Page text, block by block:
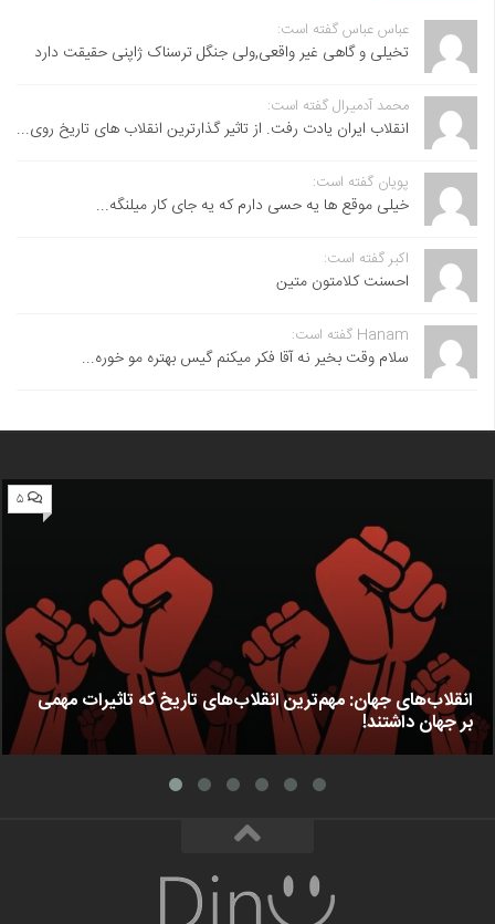
عباس عباس گفته است:
تخیلی و گاهی غیر واقعی,ولی جنگل ترسناک ژاپنی حقیقت دارد
محمد آدمیرال گفته است:
انقلاب ایران یادت رفت. از تاثیر گذارترین انقلاب های تاریخ روی...
پویان گفته است:
خیلی موقع ها یه حسی دارم که یه جای کار میلنگه...
اکبر گفته است:
احسنت ‌کلامتون متین
Hanam گفته است:
سلام وقت بخیر نه آقا فکر میکنم گیس بهتره مو خوره...
۵
انقلاب‌های جهان: مهم‌ترین انقلاب‌های تاریخ که تاثیرات مهمی
بر جهان داشتند!